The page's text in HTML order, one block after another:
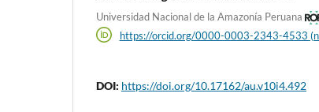
Universidad Nacional de la Amazonía Peruana
https://orcid.org/0000-0003-2343-4533
DOI: https://doi.org/10.17162/au.v10i4.492